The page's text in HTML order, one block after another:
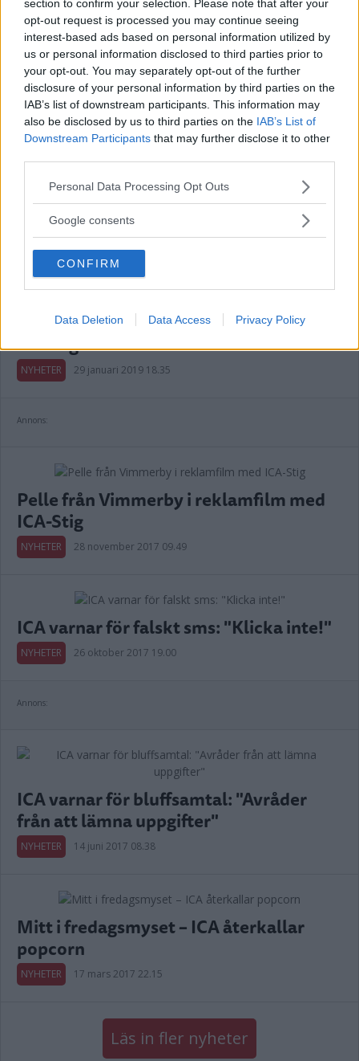
section to confirm your selection. Please note that after your
opt-out request is processed you may continue seeing
interest-based ads based on personal information utilized by
us or personal information disclosed to third parties prior to
your opt-out. You may separately opt-out of the further
disclosure of your personal information by third parties on the
IAB’s list of downstream participants. This information may
also be disclosed by us to third parties on the IAB’s List of
Downstream Participants that may further disclose it to other
Please note that this website/app uses one or more Google
not limited to your visit or usage behaviour. You may click to
use your data for below specified purposes in below Google
consent section.
Personal Data Processing Opt Outs
Google consents
CONFIRM
Data Deletion Data Access Privacy Policy
sortimentet – här är orsaken
26 januari 2021 17.00
Annons:
LISTA: Här är ICA-butikerna det går bäst
för i länet
NYHETER 04 november 2020 19.00
Här är ICA-handlarna som det går bäst
för i regionen – se listan här
NYHETER 29 januari 2019 18.35
Annons:
Pelle från Vimmerby i reklamfilm med
ICA-Stig
NYHETER 28 november 2017 09.49
ICA varnar för falskt sms: "Klicka inte!"
NYHETER 26 oktober 2017 19.00
Annons:
ICA varnar för bluffsamtal: "Avråder
från att lämna uppgifter"
NYHETER 14 juni 2017 08.38
Mitt i fredagsmyset – ICA återkallar
popcorn
NYHETER 17 mars 2017 22.15
Läs in fler nyheter